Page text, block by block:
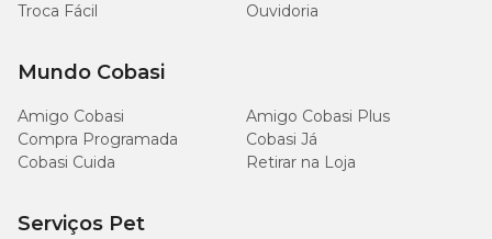
planta limpa e saudável. A poda é importante para promover o
crescimento contínuo e a beleza das folhas.
Troca Fácil
Ouvidoria
Mundo Cobasi
Amigo Cobasi
Amigo Cobasi Plus
Compra Programada
Cobasi Já
Cobasi Cuida
Retirar na Loja
Serviços Pet